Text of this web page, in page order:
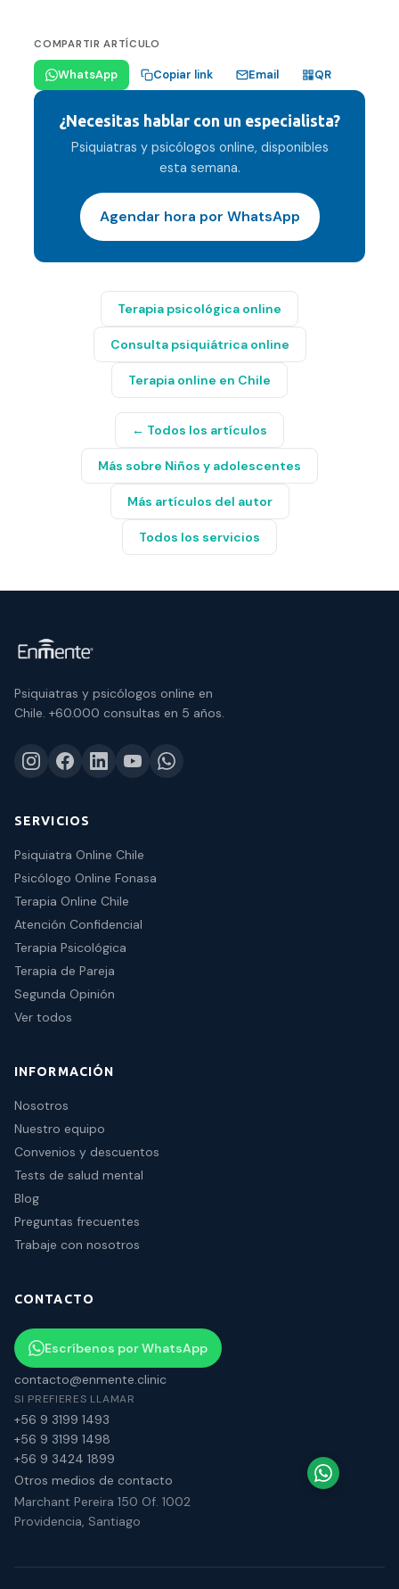
COMPARTIR ARTÍCULO
WhatsApp Copiar link Email QR
¿Necesitas hablar con un especialista?
Psiquiatras y psicólogos online, disponibles
esta semana.
Agendar hora por WhatsApp
Terapia psicológica online
Consulta psiquiátrica online
Terapia online en Chile
← Todos los artículos
Más sobre Niños y adolescentes
Más artículos del autor
Todos los servicios
Psiquiatras y psicólogos online en
Chile. +60.000 consultas en 5 años.
SERVICIOS
Psiquiatra Online Chile
Psicólogo Online Fonasa
Terapia Online Chile
Atención Confidencial
Terapia Psicológica
Terapia de Pareja
Segunda Opinión
Ver todos
INFORMACIÓN
Nosotros
Nuestro equipo
Convenios y descuentos
Tests de salud mental
Blog
Preguntas frecuentes
Trabaje con nosotros
CONTACTO
Escríbenos por WhatsApp
contacto@enmente.clinic
SI PREFIERES LLAMAR
+56 9 3199 1493
+56 9 3199 1498
+56 9 3424 1899
Otros medios de contacto
Marchant Pereira 150 Of. 1002
Providencia, Santiago